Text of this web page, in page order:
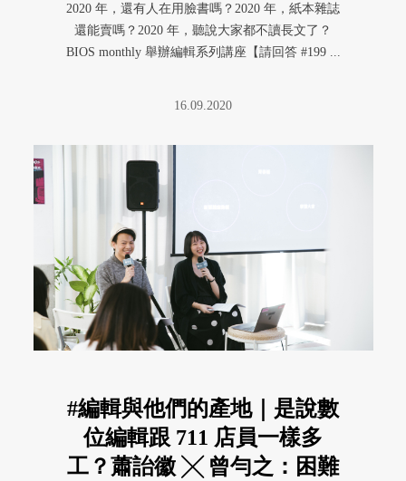
2020 年，還有人在用臉書嗎？2020 年，紙本雜誌
還能賣嗎？2020 年，聽說大家都不讀長文了？
BIOS monthly 舉辦編輯系列講座【請回答 #199 ...
16.09.2020
#編輯與他們的產地｜是說數
位編輯跟 711 店員一樣多
工？蕭詒徽 ╳ 曾勻之：困難